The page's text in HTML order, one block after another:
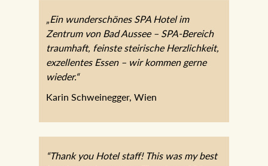
„Ein wunderschönes SPA Hotel im
Zentrum von Bad Aussee – SPA-Bereich
traumhaft, feinste steirische Herzlichkeit,
exzellentes Essen – wir kommen gerne
wieder.“